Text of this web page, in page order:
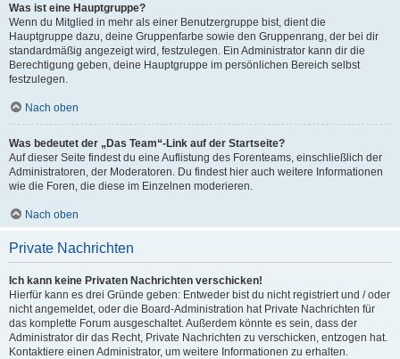
Was ist eine Hauptgruppe?
Wenn du Mitglied in mehr als einer Benutzergruppe bist, dient die
Hauptgruppe dazu, deine Gruppenfarbe sowie den Gruppenrang, der bei dir
standardmäßig angezeigt wird, festzulegen. Ein Administrator kann dir die
Berechtigung geben, deine Hauptgruppe im persönlichen Bereich selbst
festzulegen.
Nach oben
Was bedeutet der „Das Team“-Link auf der Startseite?
Auf dieser Seite findest du eine Auflistung des Forenteams, einschließlich der
Administratoren, der Moderatoren. Du findest hier auch weitere Informationen
wie die Foren, die diese im Einzelnen moderieren.
Nach oben
Private Nachrichten
Ich kann keine Privaten Nachrichten verschicken!
Hierfür kann es drei Gründe geben: Entweder bist du nicht registriert und / oder
nicht angemeldet, oder die Board-Administration hat Private Nachrichten für
das komplette Forum ausgeschaltet. Außerdem könnte es sein, dass der
Administrator dir das Recht, Private Nachrichten zu verschicken, entzogen hat.
Kontaktiere einen Administrator, um weitere Informationen zu erhalten.